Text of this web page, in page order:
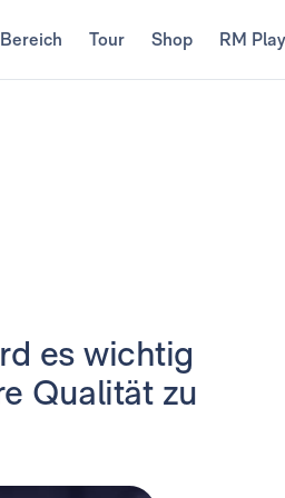
Tour Shop RM Play
es wichtig
Qualität zu